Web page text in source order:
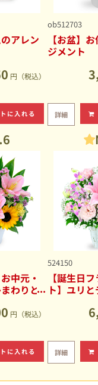
アレン
円（税込）
に入れる
ob512703
【お盆】
ジメント
詳細
中元・
わりと
円（税込）
に入れる
524150
【誕生日
ト】ユリ
詳細